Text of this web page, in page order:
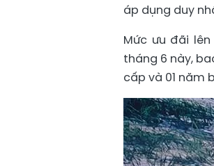
áp dụng duy
Mức ưu đãi
tháng 6 này,
cấp và 01 năm